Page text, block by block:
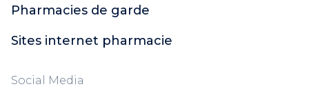
Pharmacies de garde
Sites internet pharmacie
Social Media